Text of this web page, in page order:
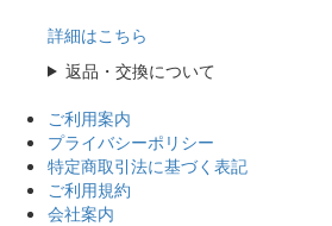
詳細はこちら
返品・交換について
ご利用案内
プライバシーポリシー
特定商取引法に基づく表記
ご利用規約
会社案内